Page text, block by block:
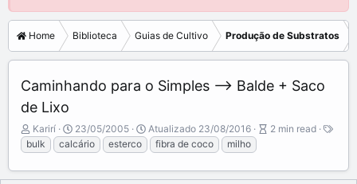
Home Biblioteca Guias de Cultivo Produção de Substratos
Caminhando para o Simples --> Balde + Saco
de Lixo
A
u
t
o
Karirí
P
u
b
l
23/05/2005 Atualizado 23/08/2016
A
i
2 min read
T
s
bulk calcário esterco fibra de coco milho